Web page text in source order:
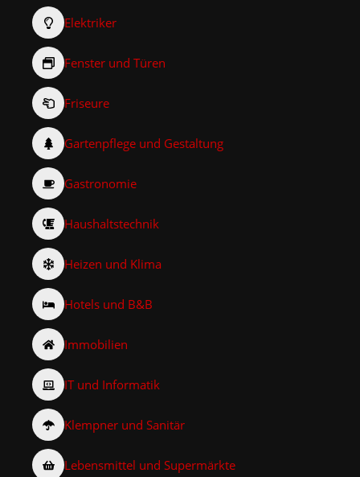
Elektriker
Fenster und Türen
Friseure
Gartenpflege und Gestaltung
Gastronomie
Haushaltstechnik
Heizen und Klima
Hotels und B&B
Immobilien
IT und Informatik
Klempner und Sanitär
Lebensmittel und Supermärkte